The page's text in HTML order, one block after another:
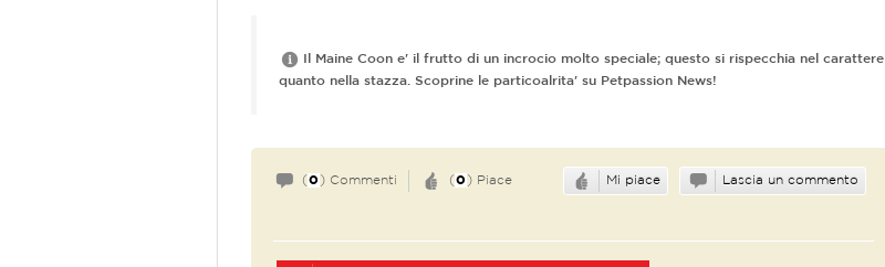
Il Maine Coon e' il frutto di un incrocio molto speciale; questo si rispecchia nel carattere
quanto nella stazza. Scoprine le particoalrita' su Petpassion News!
(0 ) Commenti (0 ) Piace Mi piace Lascia un commento